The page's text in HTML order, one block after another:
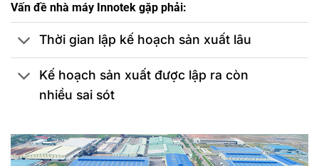
Vấn đề nhà máy Innotek gặp phải:
Thời gian lập kế hoạch sản xuất lâu
Kế hoạch sản xuất được lập ra còn
nhiều sai sót